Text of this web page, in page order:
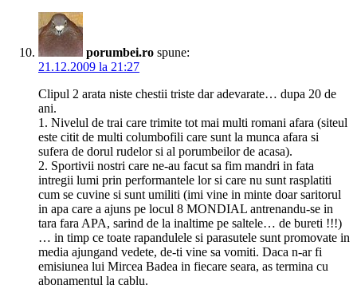
porumbei.ro spune:
21.12.2009 la 21:27
Clipul 2 arata niste chestii triste dar adevarate… dupa 20 de
ani.
1. Nivelul de trai care trimite tot mai multi romani afara (siteul
este citit de multi columbofili care sunt la munca afara si
sufera de dorul rudelor si al porumbeilor de acasa).
2. Sportivii nostri care ne-au facut sa fim mandri in fata
intregii lumi prin performantele lor si care nu sunt rasplatiti
cum se cuvine si sunt umiliti (imi vine in minte doar saritorul
in apa care a ajuns pe locul 8 MONDIAL antrenandu-se in
tara fara APA, sarind de la inaltime pe saltele… de bureti !!!)
… in timp ce toate rapandulele si parasutele sunt promovate in
media ajungand vedete, de-ti vine sa vomiti. Daca n-ar fi
emisiunea lui Mircea Badea in fiecare seara, as termina cu
abonamentul la cablu.